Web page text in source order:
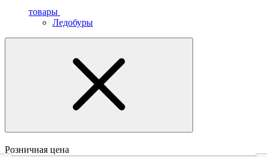
товары
Ледобуры
Розничная цена